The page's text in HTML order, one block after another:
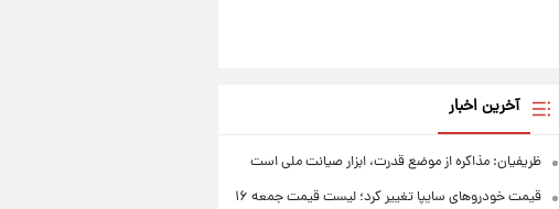
آخرین اخبار
ظریفیان: مذاکره از موضع قدرت، ابزار صیانت ملی است
قیمت خودروهای سایپا تغییر کرد؛ لیست قیمت جمعه ۱۶